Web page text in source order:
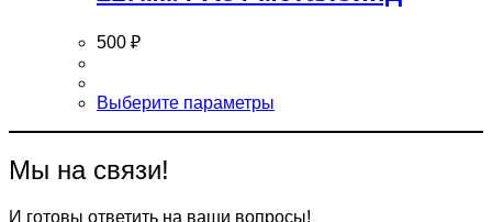
500 ₽
Выберите параметры
Мы на связи!
И готовы ответить на ваши вопросы!